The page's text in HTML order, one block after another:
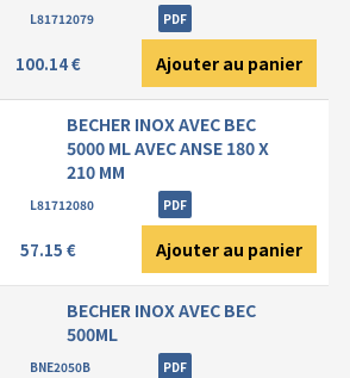
L81712079 PDF
100.14 € Ajouter au panier
BECHER INOX AVEC BEC
5000 ML AVEC ANSE 180 X
210 MM
L81712080 PDF
57.15 € Ajouter au panier
BECHER INOX AVEC BEC
500ML
BNE2050B PDF